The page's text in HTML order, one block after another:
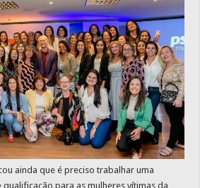
ainda que é preciso trabalhar uma
para as mulheres vítimas da